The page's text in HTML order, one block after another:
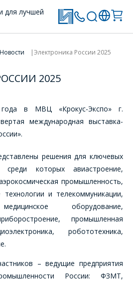
для лучшей
Новости Электроника России 2025
2025
в МВЦ «Крокус-Экспо» г.
международная выставка-
решения для ключевых
среди которых авиастроение,
промышленность,
и телекоммуникации,
оборудование,
промышленная
робототехника,
– ведущие предприятия
России: ФЗМТ,